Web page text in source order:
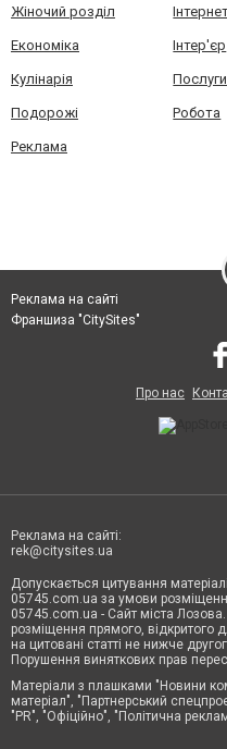
Жіночий розділ
Економіка Інтер'єр
Кулінарія Послуги
Подорожі Робота
Реклама
Реклама на сайті
Франшиза "CitySites"
Про нас
Реклама на сайті:
rek@citysites.ua
Допускається цитування
05745.com.ua за умови
05745.com.ua - Сайт міста
розміщення прямого, відкритого
на цитовані статті не нижче
Порушення виняткових прав
Матеріали з плашками "Новини
матеріал", "Партнерський
"PR", "Офіційно", "Політична